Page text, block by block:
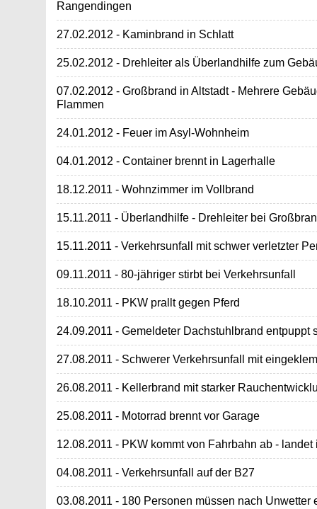
Rangendingen
27.02.2012 - Kaminbrand in Schlatt
25.02.2012 - Drehleiter als Überlandhilfe zum
07.02.2012 - Großbrand in Altstadt - Mehrere
Flammen
24.01.2012 - Feuer im Asyl-Wohnheim
04.01.2012 - Container brennt in Lagerhalle
18.12.2011 - Wohnzimmer im Vollbrand
15.11.2011 - Überlandhilfe - Drehleiter bei
15.11.2011 - Verkehrsunfall mit schwer verletzter
09.11.2011 - 80-jähriger stirbt bei Verkehrsunfall
18.10.2011 - PKW prallt gegen Pferd
24.09.2011 - Gemeldeter Dachstuhlbrand entpuppt
27.08.2011 - Schwerer Verkehrsunfall mit
26.08.2011 - Kellerbrand mit starker
25.08.2011 - Motorrad brennt vor Garage
12.08.2011 - PKW kommt von Fahrbahn ab - landet
04.08.2011 - Verkehrsunfall auf der B27
03.08.2011 - 180 Personen müssen nach Unwetter